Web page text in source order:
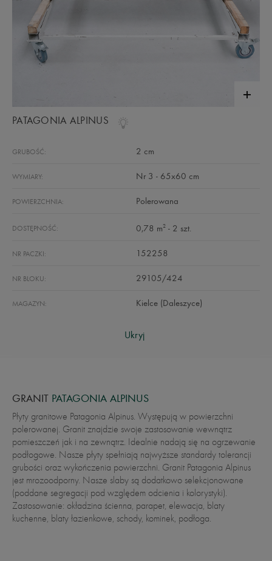
PATAGONIA ALPINUS
GRUBOŚĆ: 2 cm
WYMIARY: Nr 3 - 65x60 cm
POWIERZCHNIA: Polerowana
DOSTĘPNOŚĆ: 0,78 m2 - 2 szt.
NR PACZKI: 152258
NR BLOKU: 29105/424
MAGAZYN: Kielce (Daleszyce)
Ukryj
GRANIT PATAGONIA ALPINUS
Płyty granitowe Patagonia Alpinus. Występują w powierzchni
polerowanej. Granit znajdzie swoje zastosowanie wewnątrz
pomieszczeń jak i na zewnątrz. Idealnie nadają się na ogrzewanie
podłogowe. Nasze płyty spełniają najwyższe standardy tolerancji
grubości oraz wykończenia powierzchni. Granit Patagonia Alpinus
jest mrozoodporny. Nasze slaby są dodatkowo selekcjonowane
(poddane segregacji pod względem odcienia i kolorystyki).
Zastosowanie: okładzina ścienna, parapet, elewacja, blaty
kuchenne, blaty łazienkowe, schody, kominek, podłoga.